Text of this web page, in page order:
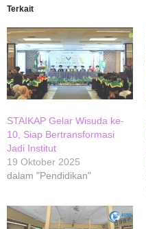
Terkait
STAIKAP Gelar Wisuda ke-
10, Siap Bertransformasi
Jadi Institut
19 Oktober 2025
dalam "Pendidikan"